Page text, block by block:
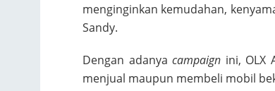
menginginkan kemudahan,
Sandy.
Dengan adanyacampaign ini, OLX
menjual maupun membeli mobil